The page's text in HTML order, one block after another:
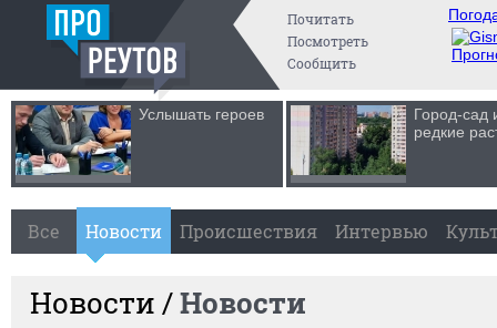
Почитать
Посмотреть
Сообщить
Услышать героев
Город-сад
редкие
Все Новости Происшествия Интервью
Новости /Новости